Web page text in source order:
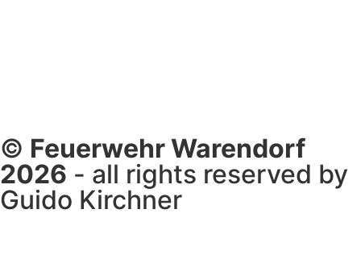
© Feuerwehr Warendorf
2026 - all rights reserved by
Guido Kirchner